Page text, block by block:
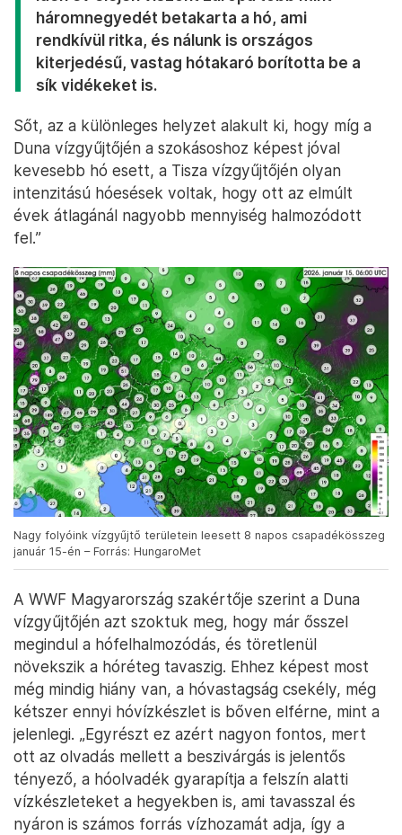
háromnegyedét betakarta a hó, ami
rendkívül ritka, és nálunk is országos
kiterjedésű, vastag hótakaró borította be a
sík vidékeket is.
Sőt, az a különleges helyzet alakult ki, hogy míg a
Duna vízgyűjtőjén a szokásoshoz képest jóval
kevesebb hó esett, a Tisza vízgyűjtőjén olyan
intenzitású hóesések voltak, hogy ott az elmúlt
évek átlagánál nagyobb mennyiség halmozódott
fel.”
Nagy folyóink vízgyűjtő területein leesett 8 napos csapadékösszeg
január 15-én – Forrás: HungaroMet
A WWF Magyarország szakértője szerint a Duna
vízgyűjtőjén azt szoktuk meg, hogy már ősszel
megindul a hófelhalmozódás, és töretlenül
növekszik a hóréteg tavaszig. Ehhez képest most
még mindig hiány van, a hóvastagság csekély, még
kétszer ennyi hóvízkészlet is bőven elférne, mint a
jelenlegi. „Egyrészt ez azért nagyon fontos, mert
ott az olvadás mellett a beszivárgás is jelentős
tényező, a hóolvadék gyarapítja a felszín alatti
vízkészleteket a hegyekben is, ami tavasszal és
nyáron is számos forrás vízhozamát adja, így a